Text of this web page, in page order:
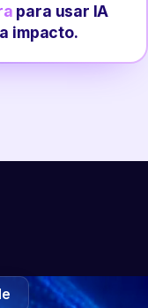
para usar IA
impacto.